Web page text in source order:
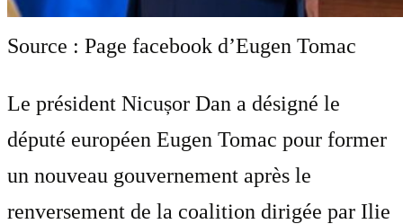
Source : Page facebook d’Eugen Tomac
Le président Nicușor Dan a désigné le
député européen Eugen Tomac pour former
un nouveau gouvernement après le
renversement de la coalition dirigée par Ilie